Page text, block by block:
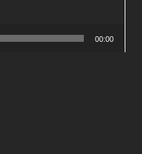
00:00